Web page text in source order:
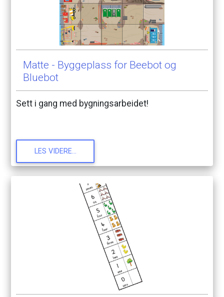
Matte - Byggeplass for Beebot og
Bluebot
Sett i gang med bygningsarbeidet!
LES VIDERE...